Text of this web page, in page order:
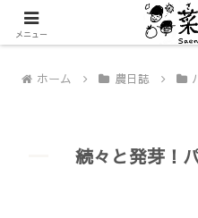
ホーム 農日誌
続々と発芽！
メニュー